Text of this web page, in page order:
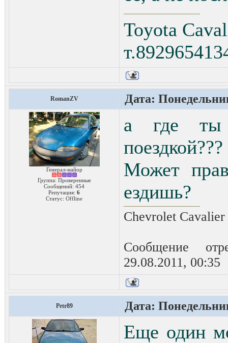
Toyota
RomanZV Дата:
Генерал-майор
Группа: Проверенные
Сообщений: 454
Репутация: 6
Статус: Offline
а где ты
Может
ездишь?
Chevrolet
Сообщение
29.08.2011, 00:35
Petr89 Дата:
Еще один